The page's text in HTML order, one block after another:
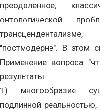
преодоленное;
онтологической
"постмодерне". В этом
Применение вопроса
результаты:
1) многообразие
подлинной